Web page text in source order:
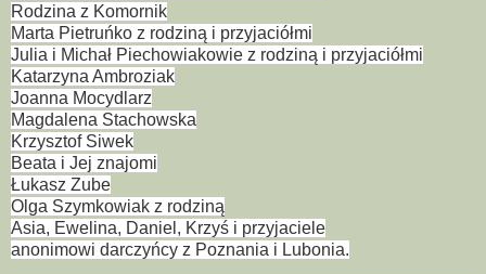
Rodzina z Komornik
Marta Pietruńko z rodziną i przyjaciółmi
Julia i Michał Piechowiakowie z rodziną i przyjaciółmi
Katarzyna Ambroziak
Joanna Mocydlarz
Magdalena Stachowska
Krzysztof Siwek
Beata i Jej znajomi
Łukasz Zube
Olga Szymkowiak z rodziną
Asia, Ewelina, Daniel, Krzyś i przyjaciele
anonimowi darczyńcy z Poznania i Lubonia.